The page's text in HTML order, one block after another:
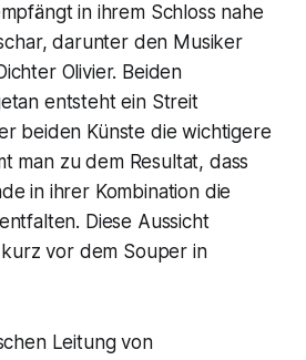
in ihrem Schloss nahe
darunter den Musiker
Olivier. Beiden
entsteht ein Streit
beiden Künste die wichtigere
man zu dem Resultat, dass
in ihrer Kombination die
Diese Aussicht
vor dem Souper in
Leitung von